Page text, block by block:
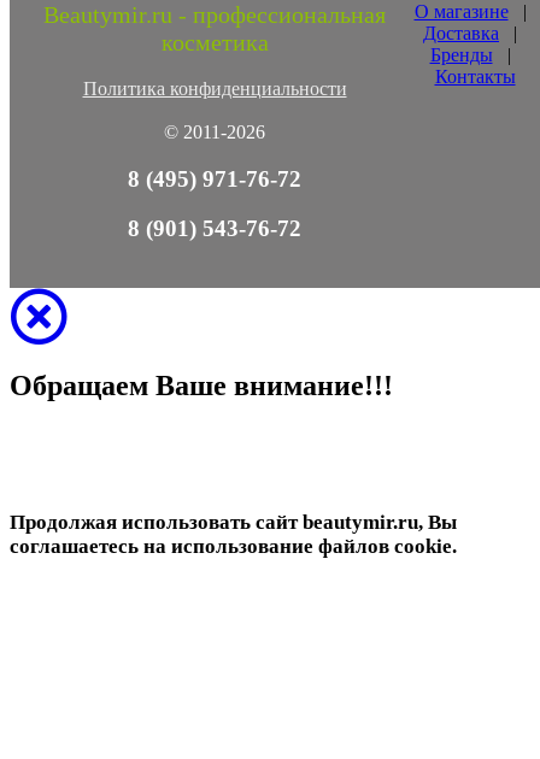
Beautymir.ru - профессиональная
косметика
Политика конфиденциальности
© 2011-2026
О магазине|
Доставка |
Бренды |
Контакты
8 (495) 971-76-72
8 (901) 543-76-72
Обращаем Ваше внимание!!!
Продолжая использовать сайт beautymir.ru, Вы
соглашаетесь на использование файлов cookie.